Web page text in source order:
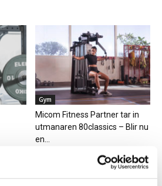
Gym
Micom Fitness Partner tar in
utmanaren 80classics – Blir nu
en...